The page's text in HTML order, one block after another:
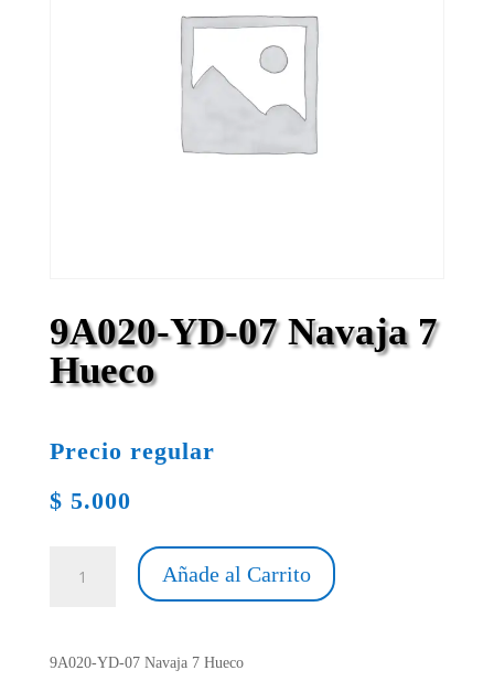
9A020-YD-07 Navaja 7
Hueco
Precio regular
$ 5.000
7
Añade al Carrito
9A020-YD-07 Navaja 7 Hueco